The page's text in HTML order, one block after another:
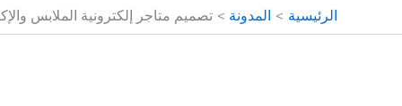
الرئيسية المدونة تصميم متاجر إلكترونية الملابس